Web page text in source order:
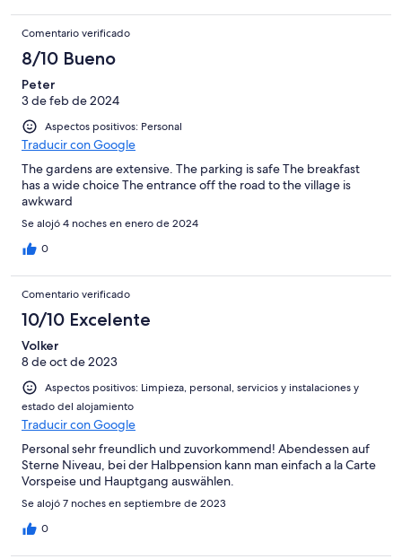
Comentario verificado
8/10 Bueno
Peter
3 de feb de 2024
Aspectos positivos: Personal
Traducir con Google
The gardens are extensive. The parking is safe The breakfast
has a wide choice The entrance off the road to the village is
awkward
Se alojó 4 noches en enero de 2024
0
Comentario verificado
10/10 Excelente
Volker
8 de oct de 2023
Aspectos positivos: Limpieza, personal, servicios y instalaciones y
estado del alojamiento
Traducir con Google
Personal sehr freundlich und zuvorkommend! Abendessen auf
Sterne Niveau, bei der Halbpension kann man einfach a la Carte
Vorspeise und Hauptgang auswählen.
Se alojó 7 noches en septiembre de 2023
0